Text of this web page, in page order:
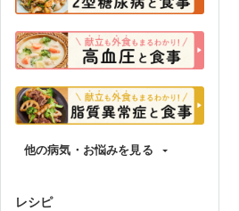
他の病気・お悩みを見る
レシピ